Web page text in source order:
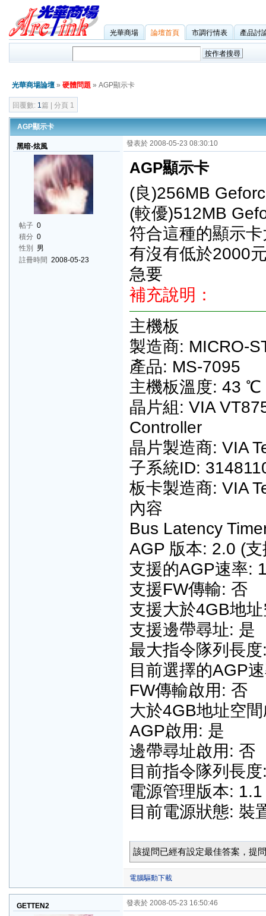
光華商場 論壇首頁 市調行情表 產品討
光華商場論壇 » 硬體問題 » AGP顯示卡
回覆數: 1篇 | 分頁 1
AGP顯示卡
黑暗-炫風
帖子 0
積分 0
性別
男
註冊時間 2008-05-23
發表於 2008-05-23 08:30:10
AGP顯示卡
(良)256MB
(較優)512MB
符合這種的顯示
有沒有低於2000
急要
補充說明：
主機板
製造商: MICRO-
產品: MS-7095
主機板溫度: 43 ℃
晶片組: VIA
Controller
晶片製造商: VIA
子系統ID:
板卡製造商: VIA
內容
Bus Latency
AGP 版本: 2.0 (
支援的AGP速率:
支援FW傳輸: 否
支援大於4GB地
支援邊帶尋址: 是
最大指令隊列長
目前選擇的AGP
FW傳輸啟用: 否
大於4GB地址空
AGP啟用: 是
邊帶尋址啟用: 否
目前指令隊列長
電源管理版本: 1.1
目前電源狀態: 裝
該提問已經有設定最佳答案，提
電腦驅動下載
GETTEN2 發表於 2008-05-23 16:50:46